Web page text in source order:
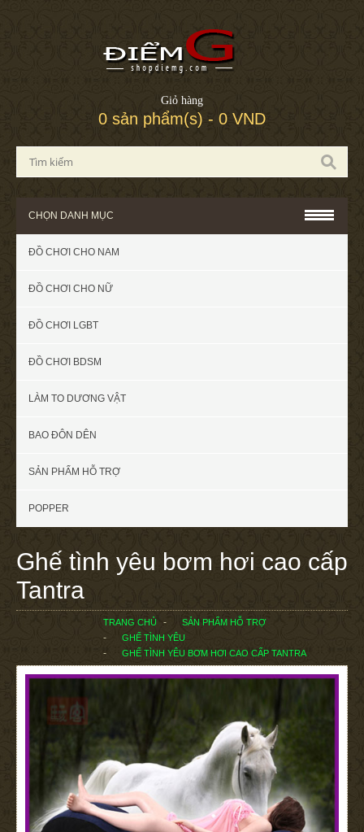
Giỏ hàng
0 sản phẩm(s) - 0 VND
CHỌN DANH MỤC
ĐỒ CHƠI CHO NAM
ĐỒ CHƠI CHO NỮ
ĐỒ CHƠI LGBT
ĐỒ CHƠI BDSM
LÀM TO DƯƠNG VẬT
BAO ĐÔN DÊN
SẢN PHẨM HỖ TRỢ
POPPER
Ghế tình yêu bơm hơi cao cấp
Tantra
TRANG CHỦ
SẢN PHẨM HỖ TRỢ
GHẾ TÌNH YÊU
GHẾ TÌNH YÊU BƠM HƠI CAO CẤP TANTRA